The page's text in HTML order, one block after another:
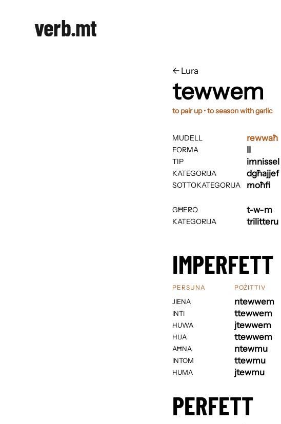
verb.mt
← ​​Lura
tewwem
to pair up • to season with garlic
MUDELL
FORMA
TIP
KATEGORIJA
SOTTOKATEGORIJA
GĦERQ
KATEGORIJA
rewwaħ
imnissel
dgħajjef
moħfi
t-w-m
trilitteru
IMPERFETT
PERSUNA
JIENA
INTI
HUWA
HIJA
AĦNA
INTOM
HUMA
POŻITTIV
ntewwem
ttewwem
jtewwem
ttewwem
ntewmu
ttewmu
jtewmu
PERFETT